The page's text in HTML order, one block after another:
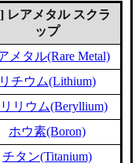
レアメタル スクラ
ップ
メタル(Rare Metal)
リチウム(Lithium)
リウム(Beryllium)
ホウ素(Boron)
チタン(Titanium)